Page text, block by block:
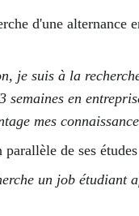
d'une alternance
je suis à la
en
mes
de ses
un job étudiant